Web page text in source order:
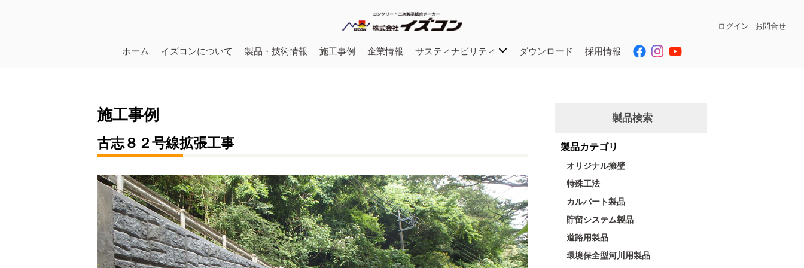
ログイン お問合せ
ホーム イズコンについて 製品・技術情報 施工事例 企業情報 サスティナビリティ ダウンロード 採用情報
施工事例
古志８２号線拡張工事
製品検索
製品カテゴリ
オリジナル擁壁
特殊工法
カルバート製品
貯留システム製品
道路用製品
環境保全型河川用製品